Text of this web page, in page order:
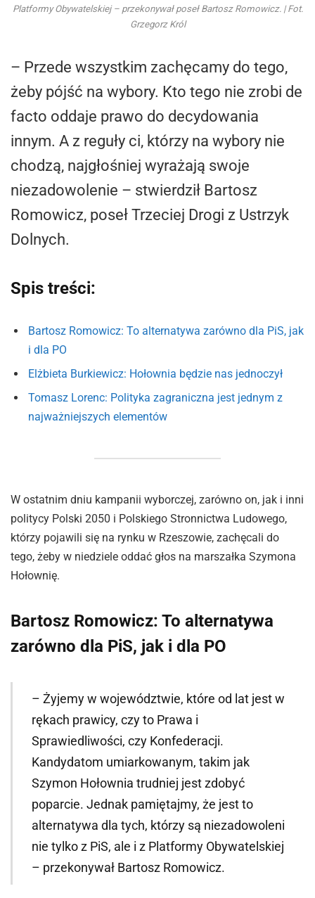
Platformy Obywatelskiej – przekonywał poseł Bartosz Romowicz. | Fot.
Grzegorz Król
– Przede wszystkim zachęcamy do tego,
żeby pójść na wybory. Kto tego nie zrobi de
facto oddaje prawo do decydowania
innym. A z reguły ci, którzy na wybory nie
chodzą, najgłośniej wyrażają swoje
niezadowolenie – stwierdził Bartosz
Romowicz, poseł Trzeciej Drogi z Ustrzyk
Dolnych.
Spis treści:
Bartosz Romowicz: To alternatywa zarówno dla PiS, jak
i dla PO
Elżbieta Burkiewicz: Hołownia będzie nas jednoczył
Tomasz Lorenc: Polityka zagraniczna jest jednym z
najważniejszych elementów
W ostatnim dniu kampanii wyborczej, zarówno on, jak i inni
politycy Polski 2050 i Polskiego Stronnictwa Ludowego,
którzy pojawili się na rynku w Rzeszowie, zachęcali do
tego, żeby w niedziele oddać głos na marszałka Szymona
Hołownię.
Bartosz Romowicz: To alternatywa
zarówno dla PiS, jak i dla PO
– Żyjemy w województwie, które od lat jest w
rękach prawicy, czy to Prawa i
Sprawiedliwości, czy Konfederacji.
Kandydatom umiarkowanym, takim jak
Szymon Hołownia trudniej jest zdobyć
poparcie. Jednak pamiętajmy, że jest to
alternatywa dla tych, którzy są niezadowoleni
nie tylko z PiS, ale i z Platformy Obywatelskiej
– przekonywał Bartosz Romowicz.